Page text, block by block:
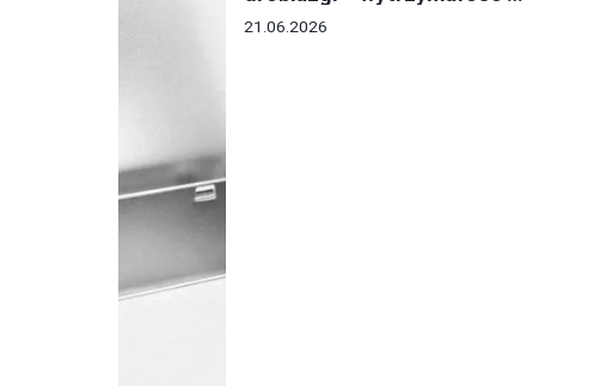
najlepszym wydaniu
21.06.2026